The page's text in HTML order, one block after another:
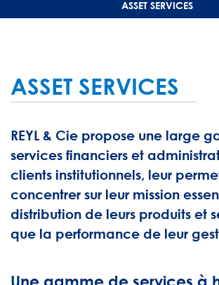
ASSET SERVICES
ASSET SERVICES
REYL & Cie propose une large
services financiers et
clients institutionnels, leur
concentrer sur leur mission
distribution de leurs produits et
que la performance de leur